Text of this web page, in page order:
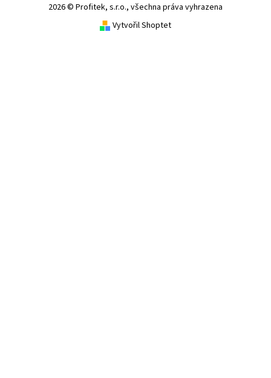
2026 © Profitek, s.r.o., všechna práva vyhrazena
Vytvořil Shoptet